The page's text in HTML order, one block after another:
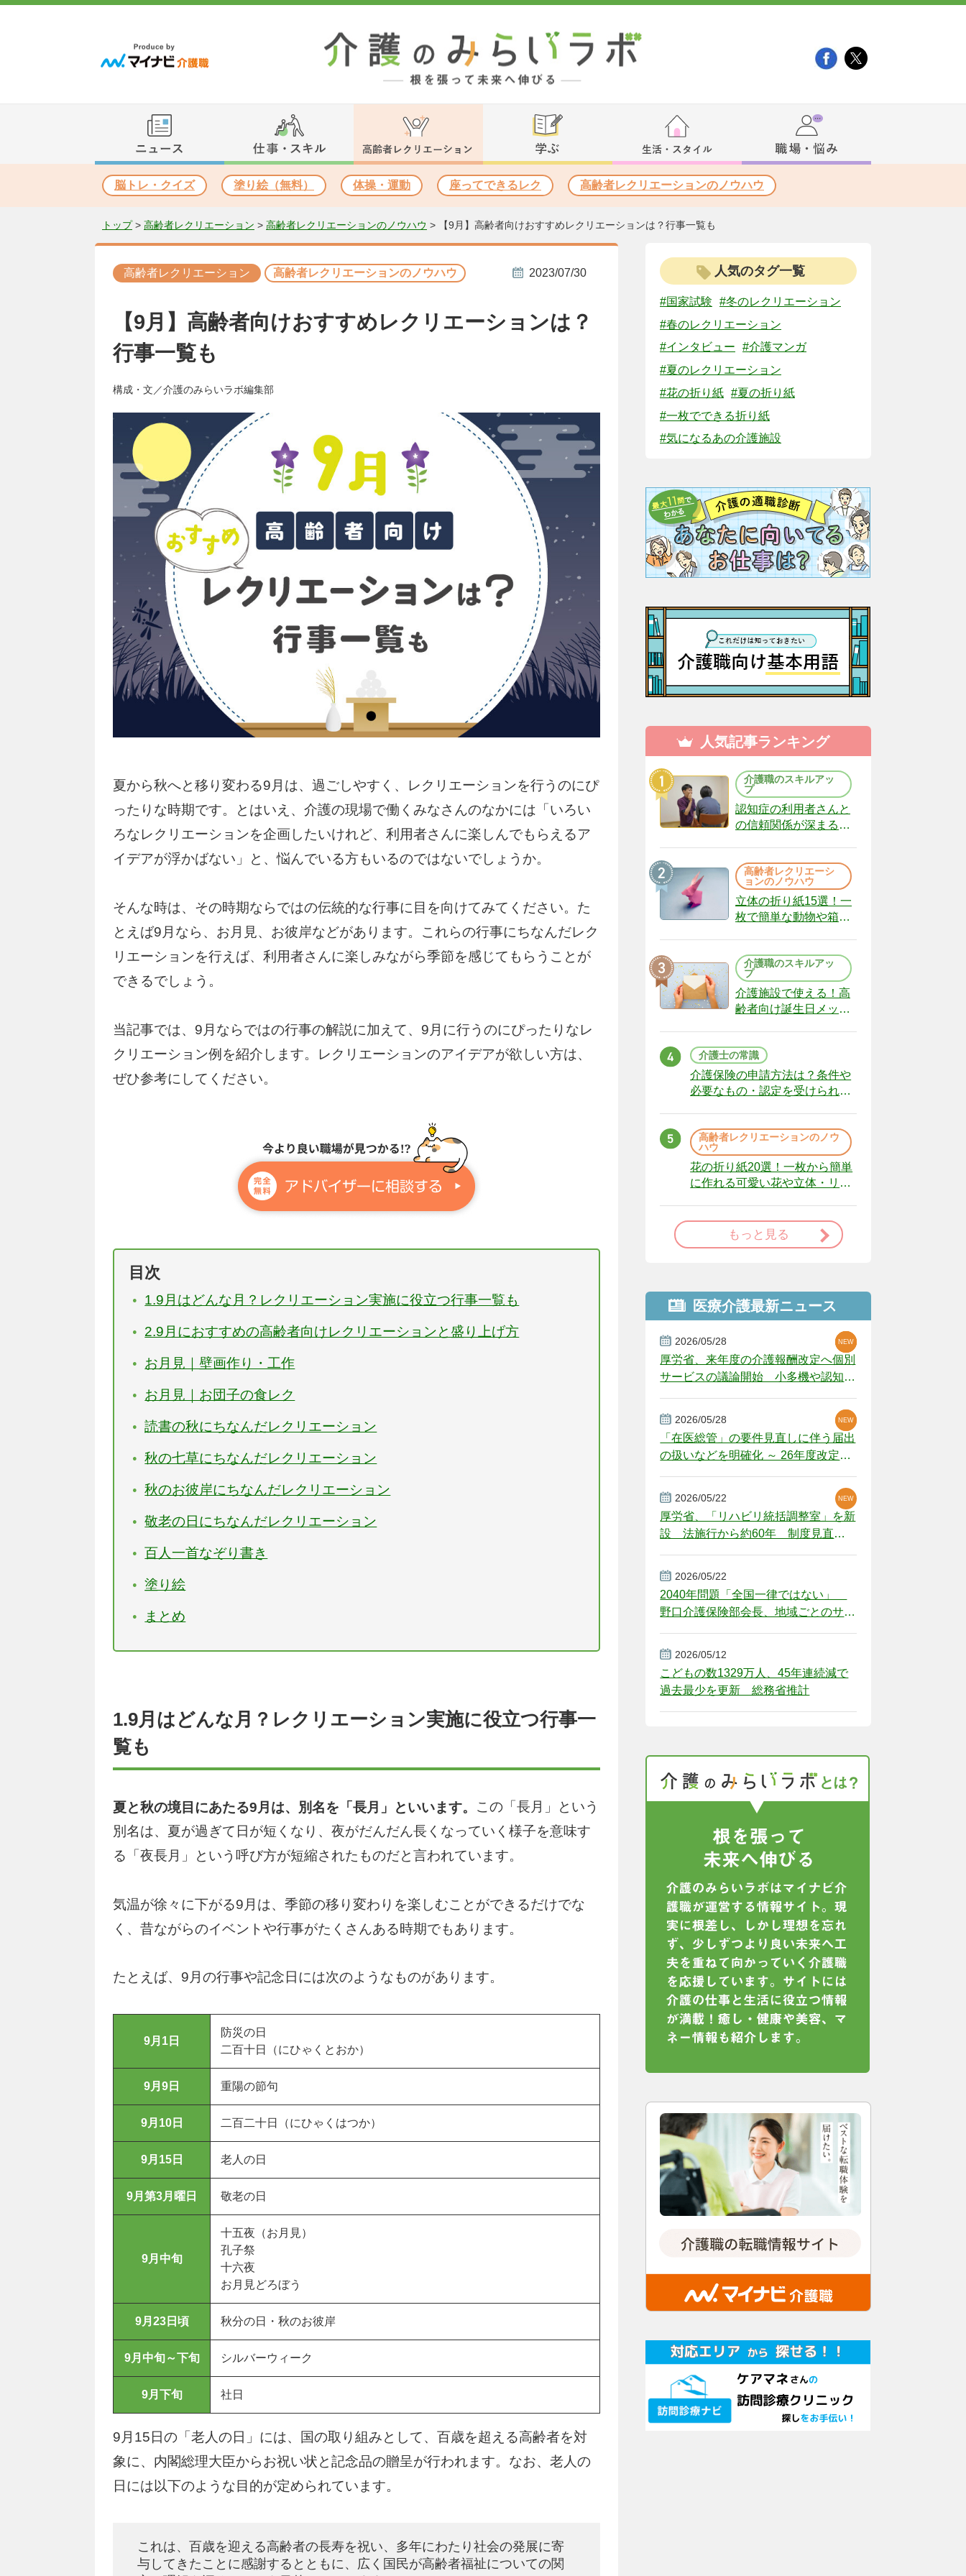
脳トレ・クイズ 塗り絵（無料） 体操・運動 座ってできるレク 高齢者レクリエーションのノウハウ
トップ> 高齢者レクリエーション > 高齢者レクリエーションのノウハウ > 【9月】高齢者向けおすすめレクリエーションは？行事一覧も
高齢者レクリエーション 高齢者レクリエーションのノウハウ 2023/07/30
【9月】高齢者向けおすすめレクリエーションは？
行事一覧も
構成・文／介護のみらいラボ編集部
夏から秋へと移り変わる9月は、過ごしやすく、レクリエーションを行うのにぴ
ったりな時期です。とはいえ、介護の現場で働くみなさんのなかには「いろい
ろなレクリエーションを企画したいけれど、利用者さんに楽しんでもらえるア
イデアが浮かばない」と、悩んでいる方もいるのではないでしょうか。
そんな時は、その時期ならではの伝統的な行事に目を向けてみてください。た
とえば9月なら、お月見、お彼岸などがあります。これらの行事にちなんだレク
リエーションを行えば、利用者さんに楽しみながら季節を感じてもらうことが
できるでしょう。
当記事では、9月ならではの行事の解説に加えて、9月に行うのにぴったりなレ
クリエーション例を紹介します。レクリエーションのアイデアが欲しい方は、
ぜひ参考にしてください。
目次
1.9月はどんな月？レクリエーション実施に役立つ行事一覧も
2.9月におすすめの高齢者向けレクリエーションと盛り上げ方
お月見｜壁画作り・工作
お月見｜お団子の食レク
読書の秋にちなんだレクリエーション
秋の七草にちなんだレクリエーション
秋のお彼岸にちなんだレクリエーション
敬老の日にちなんだレクリエーション
百人一首なぞり書き
塗り絵
まとめ
1.9月はどんな月？レクリエーション実施に役立つ行事一
覧も
夏と秋の境目にあたる9月は、別名を「長月」といいます。 この「長月」という
別名は、夏が過ぎて日が短くなり、夜がだんだん長くなっていく様子を意味す
る「夜長月」という呼び方が短縮されたものだと言われています。
気温が徐々に下がる9月は、季節の移り変わりを楽しむことができるだけでな
く、昔ながらのイベントや行事がたくさんある時期でもあります。
たとえば、9月の行事や記念日には次のようなものがあります。
9月1日
防災の日
二百十日（にひゃくとおか）
9月9日 重陽の節句
9月10日 二百二十日（にひゃくはつか）
9月15日 老人の日
9月第3月曜日 敬老の日
9月中旬
十五夜（お月見）
孔子祭
十六夜
お月見どろぼう
9月23日頃 秋分の日・秋のお彼岸
9月中旬～下旬 シルバーウィーク
9月下旬 社日
9月15日の「老人の日」には、国の取り組みとして、百歳を超える高齢者を対
象に、内閣総理大臣からお祝い状と記念品の贈呈が行われます。なお、老人の
日には以下のような目的が定められています。
これは、百歳を迎える高齢者の長寿を祝い、多年にわたり社会の発展に寄
与してきたことに感謝するとともに、広く国民が高齢者福祉についての関
人気のタグ一覧
#国家試験
#冬のレクリエーション
#春のレクリエーション
#インタビュー
#介護マンガ
#夏のレクリエーション
#花の折り紙 #夏の折り紙
#一枚でできる折り紙
#気になるあの介護施設
人気記事ランキング
介護職のスキルアッ
プ
認知症の利用者さんと
の信頼関係が深まる声
（22）
高齢者レクリエーシ
ョンのノウハウ
立体の折り紙15選！一
枚で簡単な動物や箱、
介護職のスキルアッ
プ
介護施設で使える！高
齢者向け誕生日メッセ
介護士の常識
介護保険の申請方法は？条件や
必要なもの・認定を受けられな
高齢者レクリエーションのノウ
ハウ
花の折り紙20選！一枚から簡単
に作れる可愛い花や立体・リー
もっと見る
医療介護最新ニュース
2026/05/28
厚労省、来年度の介護報酬改定へ個別
サービスの議論開始 小多機や認知症
NEW
NEW
NEW
2026/05/28
「在医総管」の要件見直しに伴う届出
の扱いなどを明確化 ～ 26年度改定疑
NEW
NEW
2026/05/22
厚労省、「リハビリ統括調整室」を新
設 法施行から約60年 制度見直し
NEW
2026/05/22
2040年問題「全国一律ではない」
野口介護保険部会長、地域ごとのサー
2026/05/12
こどもの数1329万人、45年連続減で
過去最少を更新 総務省推計